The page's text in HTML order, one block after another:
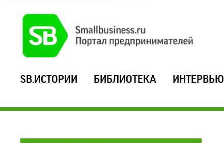
SB.ИСТОРИИ БИБЛИОТЕКА ИНТЕРВЬЮ